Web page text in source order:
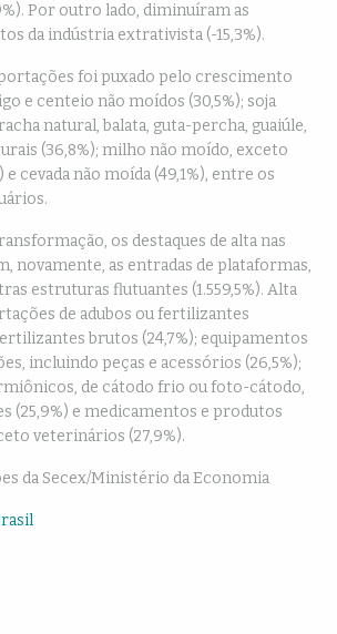
Por outro lado, diminuíram as
da indústria extrativista (-15,3%).
foi puxado pelo crescimento
e centeio não moídos (30,5%); soja
natural, balata, guta-percha, guaiúle,
(36,8%); milho não moído, exceto
cevada não moída (49,1%), entre os
os destaques de alta nas
novamente, as entradas de plataformas,
estruturas flutuantes (1.559,5%). Alta
de adubos ou fertilizantes
brutos (24,7%); equipamentos
incluindo peças e acessórios (26,5%);
de cátodo frio ou foto-cátodo,
(25,9%) e medicamentos e produtos
veterinários (27,9%).
da Secex/Ministério da Economia